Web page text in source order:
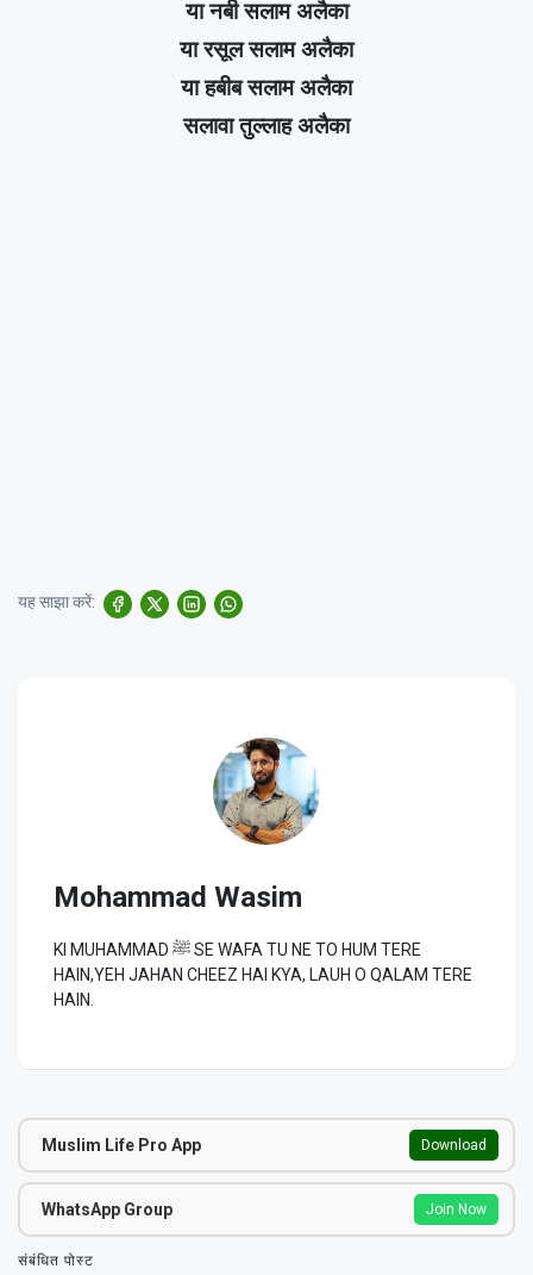
या नबी सलाम अलैका
या रसूल सलाम अलैका
या हबीब सलाम अलैका
सलावा तुल्लाह अलैका
यह साझा करें:
Mohammad Wasim
KI MUHAMMAD ﷺ SE WAFA TU NE TO HUM TERE
HAIN,YEH JAHAN CHEEZ HAI KYA, LAUH O QALAM TERE
HAIN.
Muslim Life Pro App Download
WhatsApp Group Join Now
संबंधित पोस्ट